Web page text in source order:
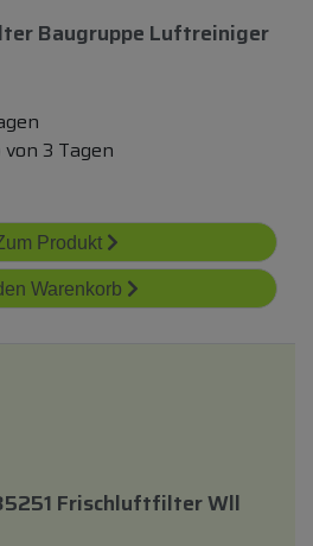
Baugruppe Luftreiniger
3 Tagen
Produkt
Warenkorb
Frischluftfilter Wll